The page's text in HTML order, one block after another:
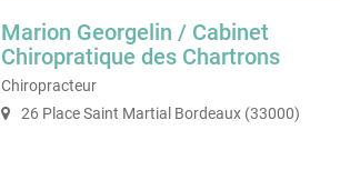
Marion Georgelin / Cabinet
Chiropratique des Chartrons
Chiropracteur
26 Place Saint Martial Bordeaux (33000)